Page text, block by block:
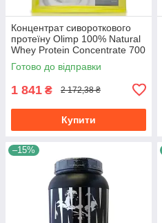
Концентрат сивороткового
протеїну Olimp 100% Natural
Whey Protein Concentrate 700
г без смаку
Готово до відправки
1 841 ₴ 2 172,38 ₴
Купити
–15%